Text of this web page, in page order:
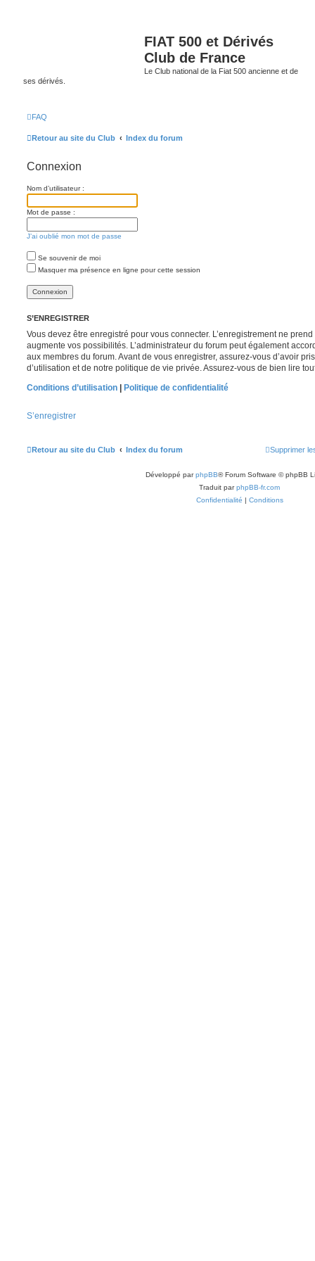
FIAT 500 et Dérivés
Club de France
Le Club national de la Fiat 500 ancienne et de
ses dérivés.
FAQ
Retour au site du Club Index du forum
Connexion
Nom d’utilisateur :
Mot de passe :
J’ai oublié mon mot de passe
Se souvenir de moi
Masquer ma présence en ligne pour cette session
S’ENREGISTRER
Vous devez être enregistré pour vous connecter. L’enregistrement ne
augmente vos possibilités. L’administrateur du forum peut également
aux membres du forum. Avant de vous enregistrer, assurez-vous d’avoir
d’utilisation et de notre politique de vie privée. Assurez-vous de bien lire
Conditions d’utilisation
Politique de confidentialité
S’enregistrer
Retour au site du Club Index du forum Supprimer
Développé parphpBB® Forum Software © phpBB
Traduit parphpBB-fr.com
Confidentialité | Conditions